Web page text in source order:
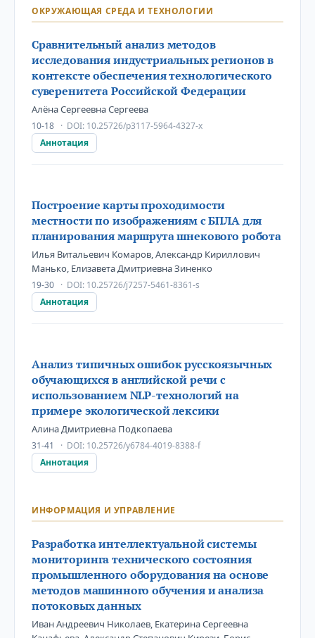
ОКРУЖАЮЩАЯ СРЕДА И ТЕХНОЛОГИИ
Сравнительный анализ методов
исследования индустриальных регионов в
контексте обеспечения технологического
суверенитета Российской Федерации
Алёна Сергеевна Сергеева
10-18 DOI: 10.25726/p3117-5964-4327-x
Аннотация
Построение карты проходимости
местности по изображениям с БПЛА для
планирования маршрута шнекового робота
Илья Витальевич Комаров, Александр Кириллович
Манько, Елизавета Дмитриевна Зиненко
19-30 DOI: 10.25726/j7257-5461-8361-s
Аннотация
Анализ типичных ошибок русскоязычных
обучающихся в английской речи с
использованием NLP-технологий на
примере экологической лексики
Алина Дмитриевна Подкопаева
31-41 DOI: 10.25726/y6784-4019-8388-f
Аннотация
ИНФОРМАЦИЯ И УПРАВЛЕНИЕ
Разработка интеллектуальной системы
мониторинга технического состояния
промышленного оборудования на основе
методов машинного обучения и анализа
потоковых данных
Иван Андреевич Николаев, Екатерина Сергеевна